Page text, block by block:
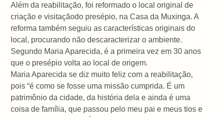
Além da reabilitação, foi reformado o local original de
criação e visitaçãodo presépio, na Casa da Muxinga. A
reforma também seguiu as características originais do
local, procurando não descaracterizar o ambiente.
Segundo Maria Aparecida, é a primeira vez em 30 anos
que o presépio volta ao local de origem.
Maria Aparecida se diz muito feliz com a reabilitação,
pois “é como se fosse uma missão cumprida. É um
patrimônio da cidade, da história dela e ainda é uma
coisa de família, que passou pelo meu pai e meus tios e